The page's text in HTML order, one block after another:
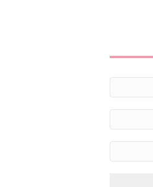
פרטי
משפחה
*